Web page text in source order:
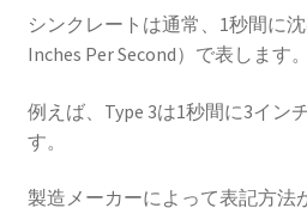
シンクレートは通常、1秒間に
Inches Per Second）で表します。
例えば、Type 3は1秒間に3イン
す。
製造メーカーによって表記方法